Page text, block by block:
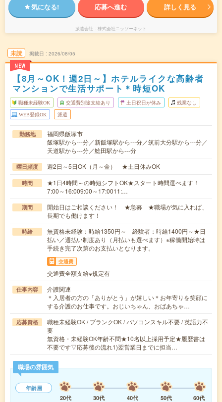
気になる! 応募へ進む 詳しく見る
派遣会社 株式会社ニッソーネット
未読
NEW
掲載日 2026/08/05
【8月～OK！週2日～】ホテルライクな高齢者
マンションで生活サポート＊時短OK
職種未経験OK 交通費別途支給あり 土日祝日が休み 残業なし
WEB登録OK 派遣
勤務地
福岡県飯塚市
飯塚駅から---分／新飯塚駅から---分／筑前大分駅から---分／
天道駅から---分／鯰田駅から---分
曜日頻度 週2日～5日OK（月～金） ★土日休みOK
時間
★1日4時間～の時短シフトOK★スタート時間選べます！
7:00～16:009:00～17:0011:…
期間
開始日はご相談ください！ ★急募 ★職場が気に入れば、
長期でも働けます！
時給
無資格未経験：時給1350円～ 経験者：時給1400円～★日
払い／週払い制度あり（月払いも選べます）※稼働開始時は
手続き完了次第のお支払いとなります。
交通費
交通費全額支給※規定有
仕事内容
介護関連
＊入居者の方の「ありがとう」が嬉しい＊お年寄りを笑顔に
する介護のお仕事です。おじいちゃん、おばあちゃ…
応募資格
職種未経験OK / ブランクOK / パソコンスキル不要 / 英語力不
要
無資格・未経験OK年齢不問★10名以上採用予定★履歴書は
不要です▽応募後の流れ1)翌営業日までに担当…
職場の雰囲気
年齢層
20代
30代 40代 50代
60代